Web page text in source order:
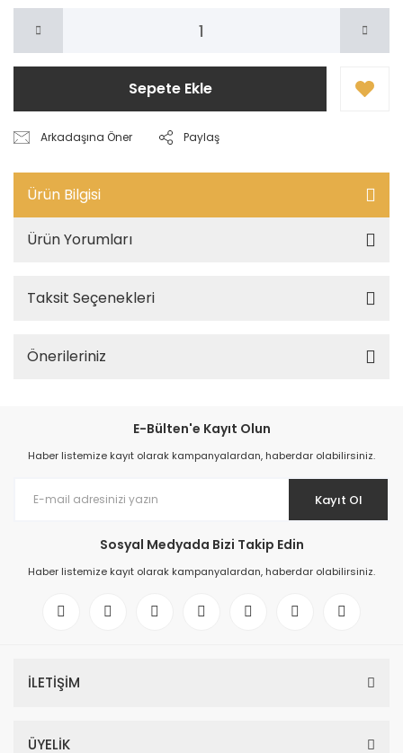
Sepete Ekle
Arkadaşına Öner Paylaş
Ürün Bilgisi
Ürün Yorumları
Taksit Seçenekleri
Önerileriniz
E-Bülten'e Kayıt Olun
Haber listemize kayıt olarak kampanyalardan, haberdar olabilirsiniz.
Kayıt Ol
Sosyal Medyada Bizi Takip Edin
Haber listemize kayıt olarak kampanyalardan, haberdar olabilirsiniz.
İLETİŞİM
ÜYELİK